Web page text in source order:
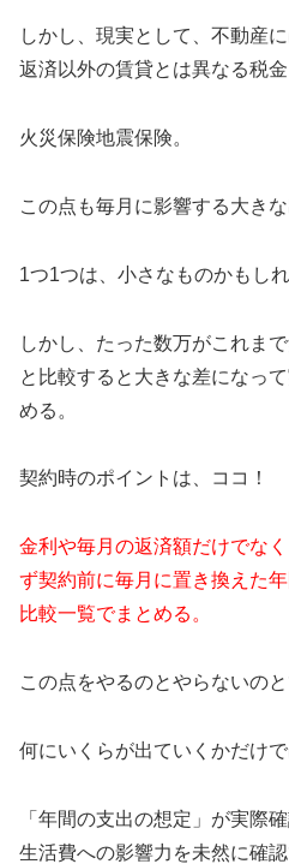
しかし、現実として、不動産
返済以外の賃貸とは異なる税金
火災保険地震保険。
この点も毎月に影響する大きな
1つ1つは、小さなものかもしれ
しかし、たった数万がこれま
と比較すると大きな差になっ
める。
契約時のポイントは、ココ！
金利や毎月の返済額だけでな
ず契約前に毎月に置き換えた
比較一覧でまとめる。
この点をやるのとやらないの
何にいくらが出ていくかだけで
「年間の支出の想定」が実際
生活費への影響力を未然に確認